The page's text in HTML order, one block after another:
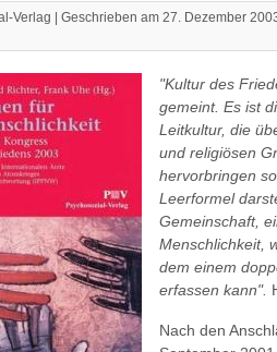
Verlag | Geschrieben am 27. Dezember
"Kultur des
gemeint. Es ist
Leitkultur, die
und religiösen
hervorbringen
Leerformel
Gemeinschaft,
Menschlichkeit,
dem einem
erfassen kann".
Nach den